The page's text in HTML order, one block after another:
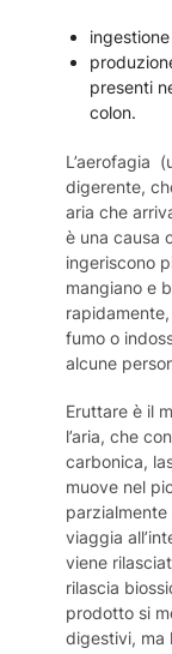
presenti
colon.
L’aerofagia
digerente,
aria che
è una causa
ingeriscono
mangiano e
fumo o
alcune
Eruttare è il
l’aria, che
carbonica,
muove nel
viaggia
viene
rilascia
prodotto si
digestivi, ma